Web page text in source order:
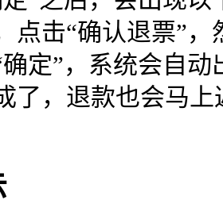
点击“确认退票”
定”，系统会自
了，退款也会马